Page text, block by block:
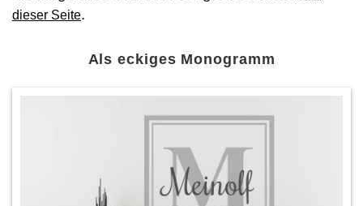
dieser Seite.
Als eckiges Monogramm